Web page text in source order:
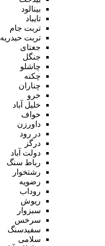
بینالود
تایباد
تربت جام
تربت حیدریه
جغتای
جنگل
چاشلو
چکنه
چناران
خرو
خلیل آباد
خواف
داورزن
در رود
درگز
دولت آباد
رباط سنگ
رشتخوار
رضویه
روداب
ریوش
سبزوار
سرخس
سفیدسنگ
سلامی